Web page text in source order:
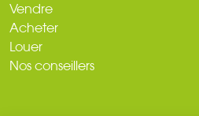
Vendre
Acheter
Louer
Nos conseillers